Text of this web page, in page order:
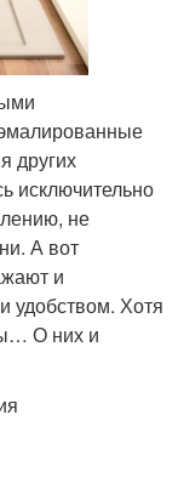
других
исключительно
не
А вот
и
удобством. Хотя
О них и